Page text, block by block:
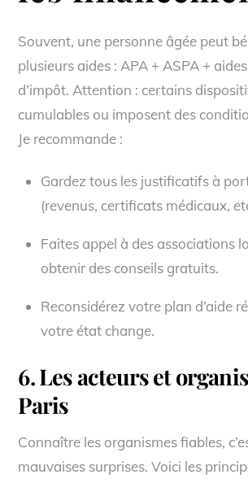
Souvent, une personne âgée peut
plusieurs aides : APA + ASPA +
d’impôt. Attention : certains
cumulables ou imposent des
Je recommande :
Gardez tous les justificatifs à
(revenus, certificats médicaux,
Faites appel à des associations
obtenir des conseils gratuits.
Reconsidérez votre plan d’aide
votre état change.
6. Les acteurs et
Paris
Connaître les organismes fiables,
mauvaises surprises. Voici les